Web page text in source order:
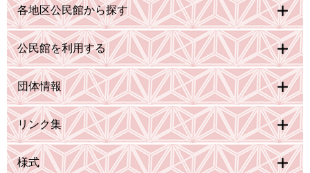
各地区公民館から探す
公民館を利用する
団体情報
リンク集
様式